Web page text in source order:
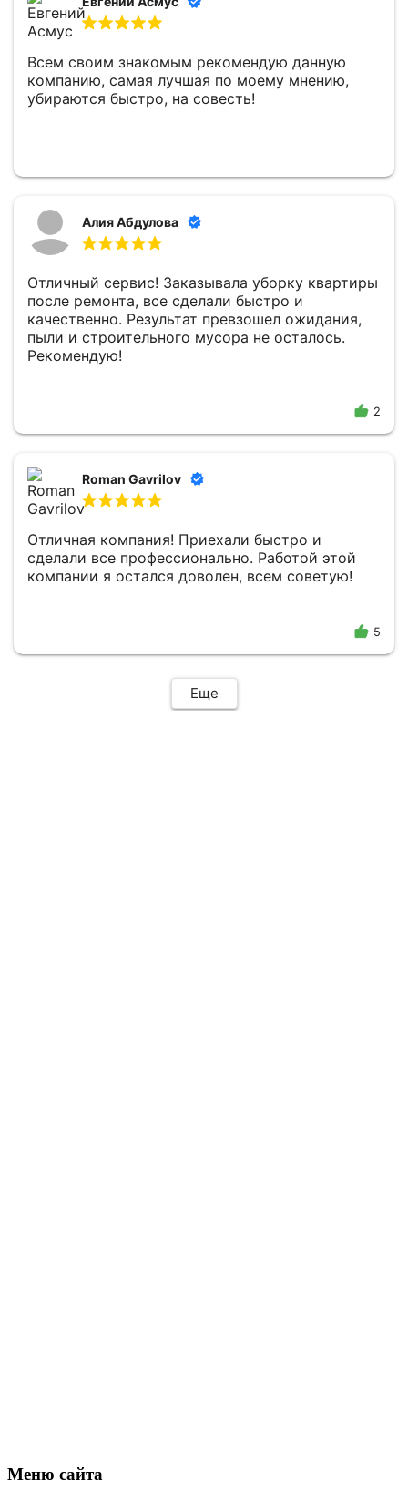
Всем своим знакомым рекомендую данную
компанию, самая лучшая по моему мнению,
убираются быстро, на совесть!
Алия Абдулова
Отличный сервис! Заказывала уборку квартиры
после ремонта, все сделали быстро и
качественно. Результат превзошел ожидания,
пыли и строительного мусора не осталось.
Рекомендую!
2
Roman Gavrilov
Отличная компания! Приехали быстро и
сделали все профессионально. Работой этой
компании я остался доволен, всем советую!
5
Еще
Меню сайта